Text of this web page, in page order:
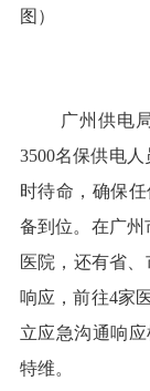
图）
广州供电
3500名保供电
时待命，确保
备到位。在广
医院，还有省
响应，前往4家
立应急沟通响
特维。